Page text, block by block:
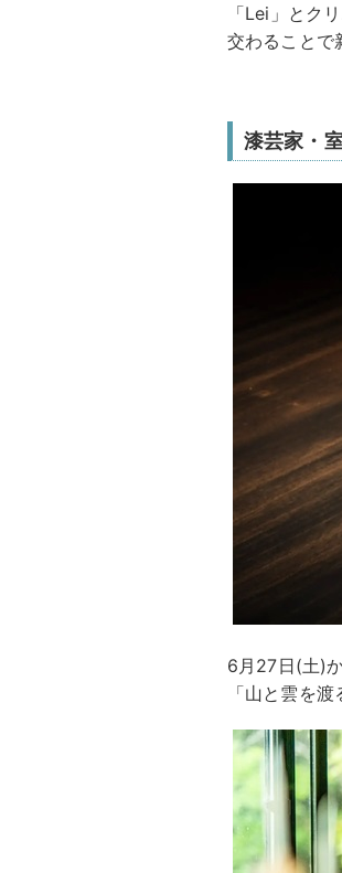
「Lei」とク
交わることで
漆芸家・
6月27日(土)
「山と雲を渡